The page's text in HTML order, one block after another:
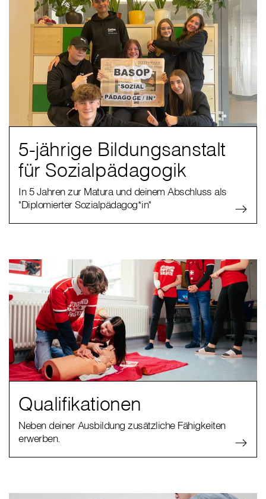
5-jährige Bildungsanstalt
für Sozialpädagogik
In 5 Jahren zur Matura und deinem Abschluss als
"Diplomierter Sozialpädagog*in"
Qualifikationen
Neben deiner Ausbildung zusätzliche Fähigkeiten
erwerben.